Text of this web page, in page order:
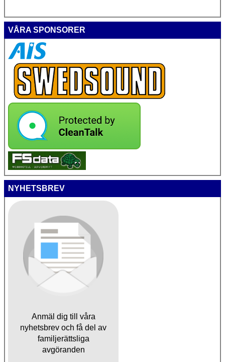
VÅRA SPONSORER
NYHETSBREV
Anmäl dig till våra
nyhetsbrev och få del av
familjerättsliga
avgöranden